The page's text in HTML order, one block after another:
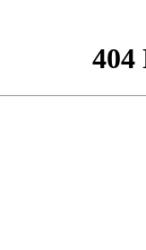
404